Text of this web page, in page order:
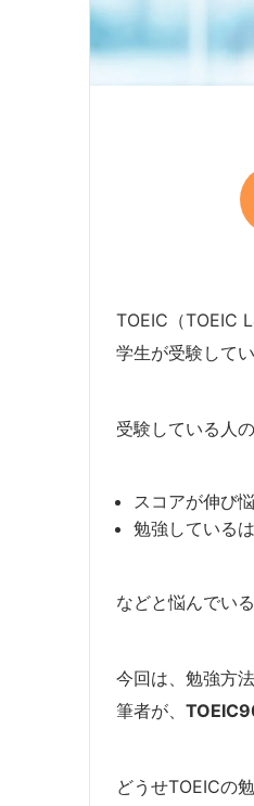
TOEIC（TOEIC
学生が受験してい
受験している人の
スコアが伸び
勉強している
などと悩んでい
今回は、勉強方
筆者が、
どうせTOEICの